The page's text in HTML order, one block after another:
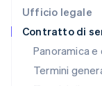
Ufficio legale
Contratto di
Panoramica
Termini
Deutsch English
Lituania
English
Français